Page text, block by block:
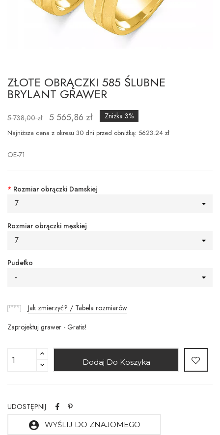
ZŁOTE OBRĄCZKI 585 ŚLUBNE
BRYLANT GRAWER
5 738,00 zł 5 565,86 zł Zniżka 3%
Najniższa cena z okresu 30 dni przed obniżką: 5623.24 zł
OE-71
* Rozmiar obrączki Damskiej
7
Rozmiar obrączki męskiej
7
Pudełko
-
Jak zmierzyć? / Tabela rozmiarów
Zaprojektuj grawer - Gratis!
Dodaj Do Koszyka
UDOSTĘPNIJ
account_circle WYŚLIJ DO ZNAJOMEGO